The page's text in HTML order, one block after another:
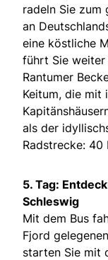
radeln Sie zum
an
eine köstliche
führt Sie weiter
Rantumer
Keitum, die mit
als der
Radstrecke: 40
5. Tag:
Schleswig
Mit dem Bus
Fjord
starten Sie mit